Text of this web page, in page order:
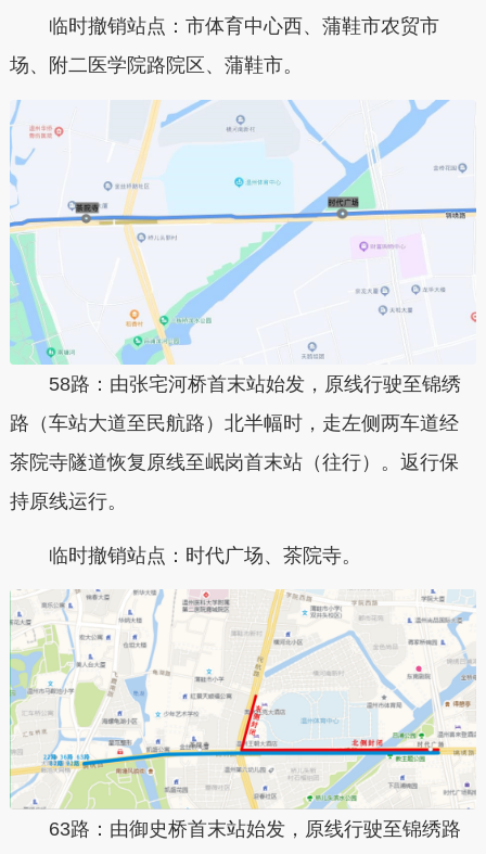
临时撤销站点：市体育中心西、蒲鞋市农贸市
场、附二医学院路院区、蒲鞋市。
58路：由张宅河桥首末站始发，原线行驶至锦绣
路（车站大道至民航路）北半幅时，走左侧两车道经
茶院寺隧道恢复原线至岷岗首末站（往行）。返行保
持原线运行。
临时撤销站点：时代广场、茶院寺。
63路：由御史桥首末站始发，原线行驶至锦绣路